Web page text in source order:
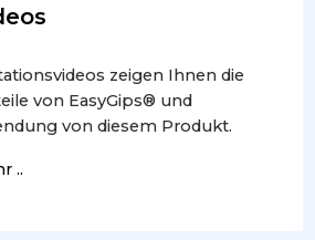
zeigen Ihnen die
von EasyGips® und
von diesem Produkt.
..